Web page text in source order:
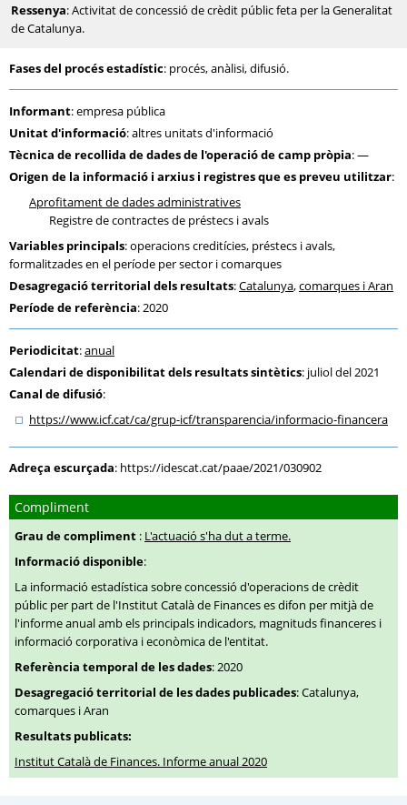
Ressenya: Activitat de concessió de crèdit públic feta per la Generalitat
de Catalunya.
Fases del procés estadístic: procés, anàlisi, difusió.
Informant: empresa pública
Unitat d'informació: altres unitats d'informació
Tècnica de recollida de dades de l'operació de camp pròpia: —
Origen de la informació i arxius i registres que es preveu utilitzar:
Aprofitament de dades administratives
Registre de contractes de préstecs i avals
Variables principals: operacions creditícies, préstecs i avals,
formalitzades en el període per sector i comarques
Desagregació territorial dels resultats:Catalunya,comarques i Aran
Període de referència: 2020
Periodicitat:anual
Calendari de disponibilitat dels resultats sintètics: juliol del 2021
Canal de difusió:
https://www.icf.cat/ca/grup-icf/transparencia/informacio-financera
Adreça escurçada: https://idescat.cat/paae/2021/030902
Compliment
Grau de compliment : L'actuació s'ha dut a terme.
Informació disponible:
La informació estadística sobre concessió d'operacions de crèdit
públic per part de l'Institut Català de Finances es difon per mitjà de
l'informe anual amb els principals indicadors, magnituds financeres i
informació corporativa i econòmica de l'entitat.
Referència temporal de les dades: 2020
Desagregació territorial de les dades publicades: Catalunya,
comarques i Aran
Resultats publicats:
Institut Català de Finances. Informe anual 2020